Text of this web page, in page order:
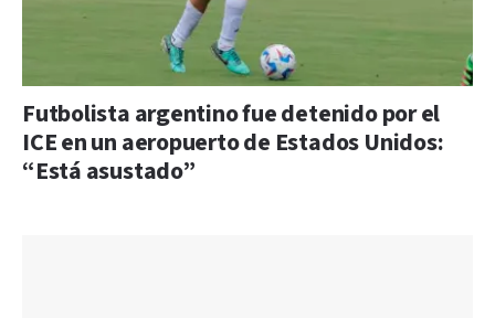
Futbolista argentino fue detenido por el
ICE en un aeropuerto de Estados Unidos:
“Está asustado”